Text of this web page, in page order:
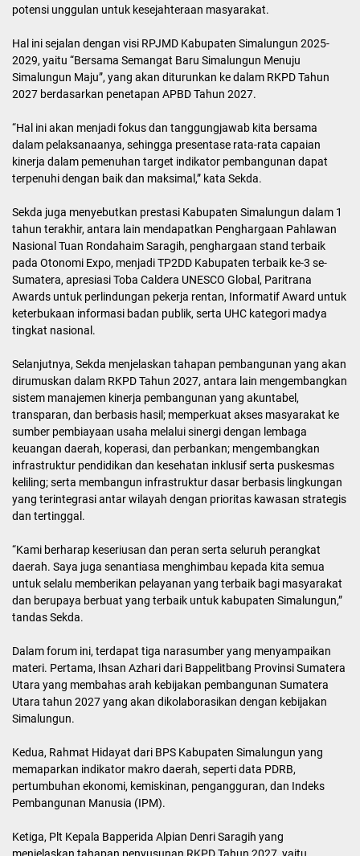
potensi unggulan untuk kesejahteraan masyarakat.
Hal ini sejalan dengan visi RPJMD Kabupaten Simalungun 2025-
2029, yaitu “Bersama Semangat Baru Simalungun Menuju
Simalungun Maju”, yang akan diturunkan ke dalam RKPD Tahun
2027 berdasarkan penetapan APBD Tahun 2027.
“Hal ini akan menjadi fokus dan tanggungjawab kita bersama
dalam pelaksanaanya, sehingga presentase rata-rata capaian
kinerja dalam pemenuhan target indikator pembangunan dapat
terpenuhi dengan baik dan maksimal,” kata Sekda.
Sekda juga menyebutkan prestasi Kabupaten Simalungun dalam 1
tahun terakhir, antara lain mendapatkan Penghargaan Pahlawan
Nasional Tuan Rondahaim Saragih, penghargaan stand terbaik
pada Otonomi Expo, menjadi TP2DD Kabupaten terbaik ke-3 se-
Sumatera, apresiasi Toba Caldera UNESCO Global, Paritrana
Awards untuk perlindungan pekerja rentan, Informatif Award untuk
keterbukaan informasi badan publik, serta UHC kategori madya
tingkat nasional.
Selanjutnya, Sekda menjelaskan tahapan pembangunan yang akan
dirumuskan dalam RKPD Tahun 2027, antara lain mengembangkan
sistem manajemen kinerja pembangunan yang akuntabel,
transparan, dan berbasis hasil; memperkuat akses masyarakat ke
sumber pembiayaan usaha melalui sinergi dengan lembaga
keuangan daerah, koperasi, dan perbankan; mengembangkan
infrastruktur pendidikan dan kesehatan inklusif serta puskesmas
keliling; serta membangun infrastruktur dasar berbasis lingkungan
yang terintegrasi antar wilayah dengan prioritas kawasan strategis
dan tertinggal.
“Kami berharap keseriusan dan peran serta seluruh perangkat
daerah. Saya juga senantiasa menghimbau kepada kita semua
untuk selalu memberikan pelayanan yang terbaik bagi masyarakat
dan berupaya berbuat yang terbaik untuk kabupaten Simalungun,”
tandas Sekda.
Dalam forum ini, terdapat tiga narasumber yang menyampaikan
materi. Pertama, Ihsan Azhari dari Bappelitbang Provinsi Sumatera
Utara yang membahas arah kebijakan pembangunan Sumatera
Utara tahun 2027 yang akan dikolaborasikan dengan kebijakan
Simalungun.
Kedua, Rahmat Hidayat dari BPS Kabupaten Simalungun yang
memaparkan indikator makro daerah, seperti data PDRB,
pertumbuhan ekonomi, kemiskinan, pengangguran, dan Indeks
Pembangunan Manusia (IPM).
Ketiga, Plt Kepala Bapperida Alpian Denri Saragih yang